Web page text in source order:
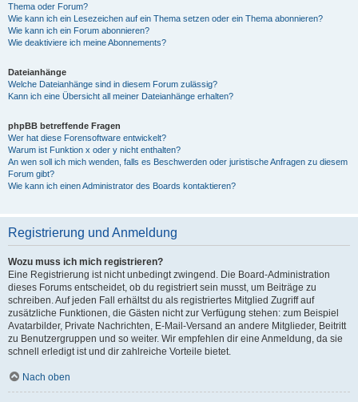
Thema oder Forum?
Wie kann ich ein Lesezeichen auf ein Thema setzen oder ein Thema abonnieren?
Wie kann ich ein Forum abonnieren?
Wie deaktiviere ich meine Abonnements?
Dateianhänge
Welche Dateianhänge sind in diesem Forum zulässig?
Kann ich eine Übersicht all meiner Dateianhänge erhalten?
phpBB betreffende Fragen
Wer hat diese Forensoftware entwickelt?
Warum ist Funktion x oder y nicht enthalten?
An wen soll ich mich wenden, falls es Beschwerden oder juristische Anfragen zu diesem
Forum gibt?
Wie kann ich einen Administrator des Boards kontaktieren?
Registrierung und Anmeldung
Wozu muss ich mich registrieren?
Eine Registrierung ist nicht unbedingt zwingend. Die Board-Administration
dieses Forums entscheidet, ob du registriert sein musst, um Beiträge zu
schreiben. Auf jeden Fall erhältst du als registriertes Mitglied Zugriff auf
zusätzliche Funktionen, die Gästen nicht zur Verfügung stehen: zum Beispiel
Avatarbilder, Private Nachrichten, E-Mail-Versand an andere Mitglieder, Beitritt
zu Benutzergruppen und so weiter. Wir empfehlen dir eine Anmeldung, da sie
schnell erledigt ist und dir zahlreiche Vorteile bietet.
Nach oben